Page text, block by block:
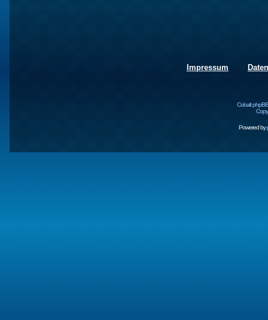
Impressum
Cobalt
Powered by